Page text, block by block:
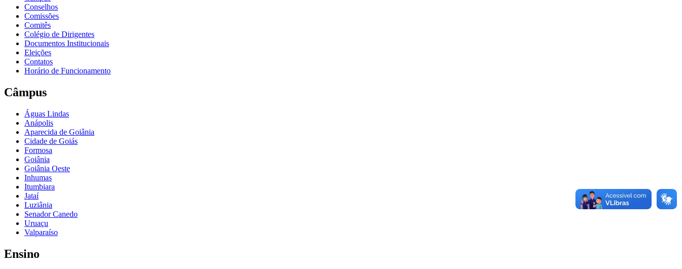
Conselhos
Comissões
Comitês
Colégio de Dirigentes
Documentos Institucionais
Eleições
Contatos
Horário de Funcionamento
Câmpus
Águas Lindas
Anápolis
Aparecida de Goiânia
Cidade de Goiás
Formosa
Goiânia
Goiânia Oeste
Inhumas
Itumbiara
Jataí
Luziânia
Senador Canedo
Uruaçu
Valparaíso
Ensino